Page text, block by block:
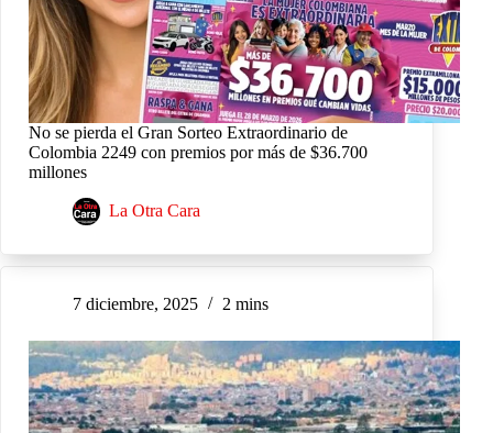
No se pierda el Gran Sorteo Extraordinario de
Colombia 2249 con premios por más de $36.700
millones
La Otra Cara
7 diciembre, 2025 2 mins